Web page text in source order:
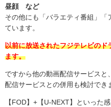
昼顔 など
その他にも「バラエティ番組」
ています。
以前に放送されたフジテレビの
ます。
ですから他の動画配信サービス
配信サービスとの併用も検討でき
【FOD】+【U-NEXT】といった感